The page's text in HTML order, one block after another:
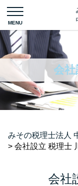
会
みその税理士法人
> 会社設立 税理士
会社